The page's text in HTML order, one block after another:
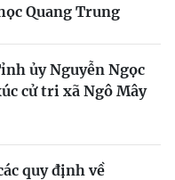
Quang Trung
ủy Nguyễn Ngọc
cử tri xã Ngô Mây
quy định về